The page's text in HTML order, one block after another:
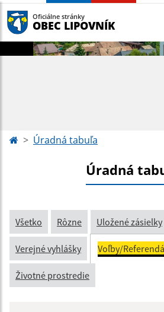
Oficiálne stránky
OBEC LIPOVNÍK
Úradná tabuľa
Úradná
Všetko Rôzne Uložené zásielky
Verejné vyhlášky Voľby/Referendá
Životné prostredie